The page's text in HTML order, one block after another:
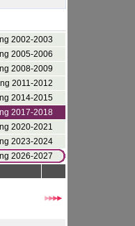
2002-2003
2005-2006
2008-2009
2011-2012
2014-2015
2017-2018
2020-2021
2023-2024
2026-2027